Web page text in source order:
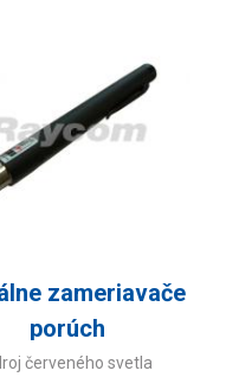
zameriavače
porúch
červeného svetla